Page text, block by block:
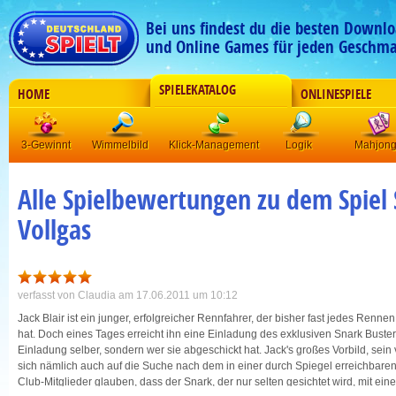
Bei uns findest du die besten
und Online Games für jeden
HOME SPIELEKATALOG ONLINESPIELE
3-Gewinnt Wimmelbild Klick-Management Logik Mahjong
Alle Spielbewertungen zu dem
Vollgas
verfasst von Claudia am 17.06.2011 um 10:12
Jack Blair ist ein junger, erfolgreicher Rennfahrer, der bisher fast jedes
hat. Doch eines Tages erreicht ihn eine Einladung des exklusiven Snark
Einladung selber, sondern wer sie abgeschickt hat. Jack's großes Vorbild,
sich nämlich auch auf die Suche nach dem in einer durch Spiegel
Club-Mitglieder glauben, dass der Snark, der nur selten gesichtet wird, mit